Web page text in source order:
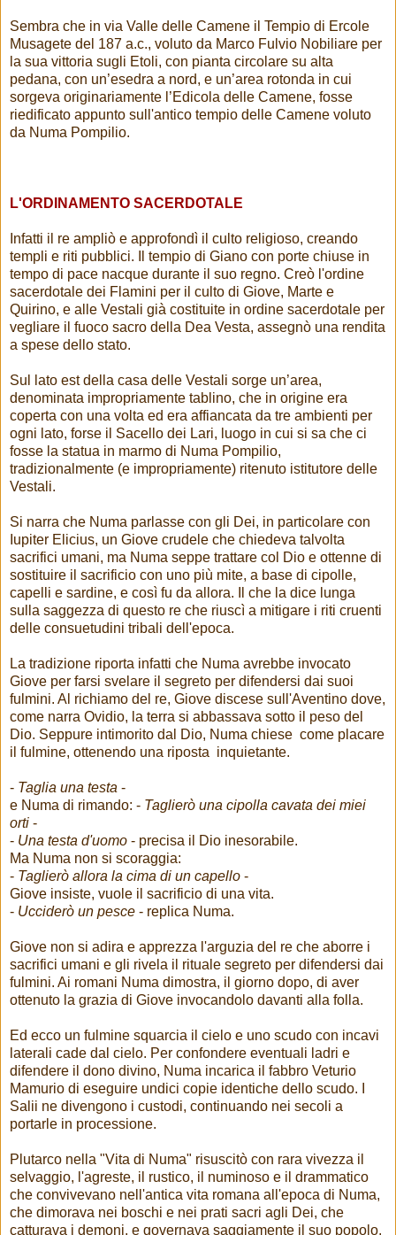
Sembra che in via Valle delle Camene il Tempio di Ercole
Musagete del 187 a.c., voluto da Marco Fulvio Nobiliare per
la sua vittoria sugli Etoli, con pianta circolare su alta
pedana, con un’esedra a nord, e un’area rotonda in cui
sorgeva originariamente l’Edicola delle Camene, fosse
riedificato appunto sull'antico tempio delle Camene voluto
da Numa Pompilio.
L'ORDINAMENTO SACERDOTALE
Infatti il re ampliò e approfondì il culto religioso, creando
templi e riti pubblici. Il tempio di Giano con porte chiuse in
tempo di pace nacque durante il suo regno. Creò l'ordine
sacerdotale dei Flamini per il culto di Giove, Marte e
Quirino, e alle Vestali già costituite in ordine sacerdotale per
vegliare il fuoco sacro della Dea Vesta, assegnò una rendita
a spese dello stato.
Sul lato est della casa delle Vestali sorge un’area,
denominata impropriamente tablino, che in origine era
coperta con una volta ed era affiancata da tre ambienti per
ogni lato, forse il Sacello dei Lari, luogo in cui si sa che ci
fosse la statua in marmo di Numa Pompilio,
tradizionalmente (e impropriamente) ritenuto istitutore delle
Vestali.
Si narra che Numa parlasse con gli Dei, in particolare con
Iupiter Elicius, un Giove crudele che chiedeva talvolta
sacrifici umani, ma Numa seppe trattare col Dio e ottenne di
sostituire il sacrificio con uno più mite, a base di cipolle,
capelli e sardine, e così fu da allora. Il che la dice lunga
sulla saggezza di questo re che riuscì a mitigare i riti cruenti
delle consuetudini tribali dell'epoca.
La tradizione riporta infatti che Numa avrebbe invocato
Giove per farsi svelare il segreto per difendersi dai suoi
fulmini. Al richiamo del re, Giove discese sull'Aventino dove,
come narra Ovidio, la terra si abbassava sotto il peso del
Dio. Seppure intimorito dal Dio, Numa chiese come placare
il fulmine, ottenendo una riposta inquietante.
- Taglia una testa -
e Numa di rimando: - Taglierò una cipolla cavata dei miei
orti -
- Una testa d'uomo - precisa il Dio inesorabile.
Ma Numa non si scoraggia:
- Taglierò allora la cima di un capello -
Giove insiste, vuole il sacrificio di una vita.
- Ucciderò un pesce - replica Numa.
Giove non si adira e apprezza l'arguzia del re che aborre i
sacrifici umani e gli rivela il rituale segreto per difendersi dai
fulmini. Ai romani Numa dimostra, il giorno dopo, di aver
ottenuto la grazia di Giove invocandolo davanti alla folla.
Ed ecco un fulmine squarcia il cielo e uno scudo con incavi
laterali cade dal cielo. Per confondere eventuali ladri e
difendere il dono divino, Numa incarica il fabbro Veturio
Mamurio di eseguire undici copie identiche dello scudo. I
Salii ne divengono i custodi, continuando nei secoli a
portarle in processione.
Plutarco nella "Vita di Numa" risuscitò con rara vivezza il
selvaggio, l'agreste, il rustico, il numinoso e il drammatico
che convivevano nell'antica vita romana all'epoca di Numa,
che dimorava nei boschi e nei prati sacri agli Dei, che
catturava i demoni, e governava saggiamente il suo popolo.